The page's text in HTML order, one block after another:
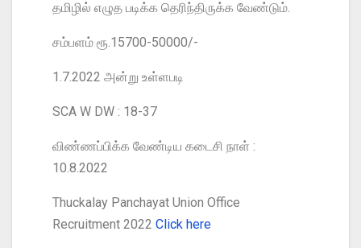
தமிழில் எழுத படிக்க தெரிந்திருக்க வேண்டும்.
சம்பளம் ரூ.15700-50000/-
1.7.2022 அன்று உள்ளபடி
SCA W DW : 18-37
விண்ணப்பிக்க வேண்டிய கடைசி நாள் :
10.8.2022
Thuckalay Panchayat Union Office
Recruitment 2022 Click here